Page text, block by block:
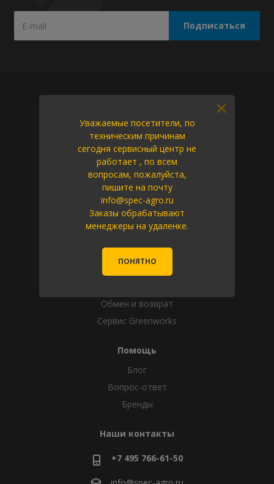
Компания
Новости
Вакансии
Политика
Оферта
Информация
Помощь
Условия оплаты
Обмен и возврат
Сервис Greenworks
Помощь
Блог
Вопрос-ответ
Бренды
Наши контакты
+7 495 766-61-50
Уважаемые посетители, по
техническим причинам
сегодня сервисный центр не
работает , по всем
вопросам, пожалуйста,
пишите на почту
info@spec-agro.ru
Заказы обрабатывают
менеджеры на удаленке.
ПОНЯТНО